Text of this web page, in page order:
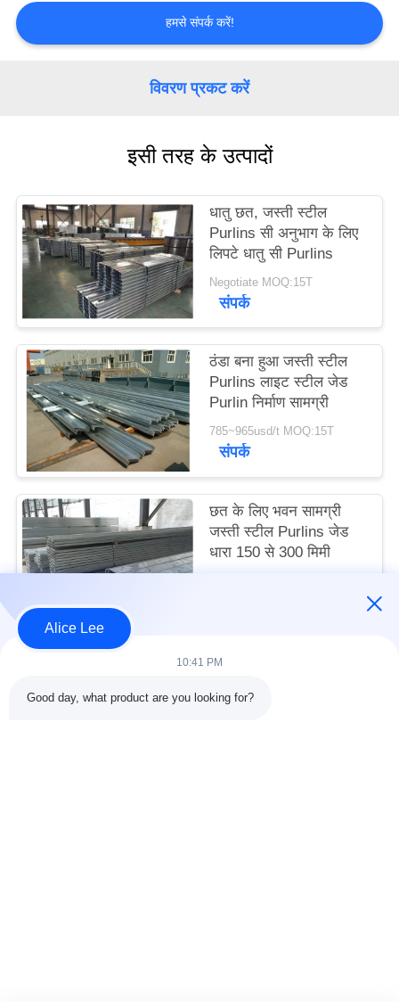
नियंत्रण
समाचार
मामले
साइटमैप
गोपनीयता
नीति
हमसे संपर्क करें!
विवरण प्रकट करें
इसी तरह के उत्पादों
धातु छत, जस्ती स्टील
Purlins सी अनुभाग के लिए
लिपटे धातु सी Purlins
Negotiate MOQ:15T
संपर्क
ठंडा बना हुआ जस्ती स्टील
Purlins लाइट स्टील जेड
Purlin निर्माण सामग्री
785~965usd/t MOQ:15T
संपर्क
छत के लिए भवन सामग्री
जस्ती स्टील Purlins जेड
धारा 150 से 300 मिमी
Alice Lee
10:41 PM
Good day, what product are you looking for?